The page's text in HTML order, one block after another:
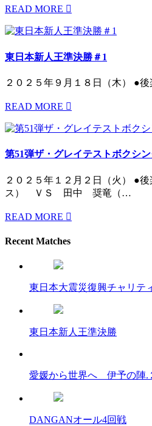
READ MORE
東日本新人王準決勝＃1
２０２５年９月１８日（木）
READ MORE
第51弾ザ・グレイテストボクシ
２０２５年１２月２日（火）
ス） ＶＳ 田中 奨竜（…
READ MORE
Recent Matches
東日本大震災復興チャリテ
東日本新人王準決勝
愛媛から世界へ 伊予の陣.
DANGANオール4回戦